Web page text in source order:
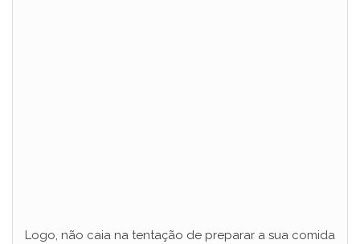
Logo, não caia na tentação de preparar a sua comida